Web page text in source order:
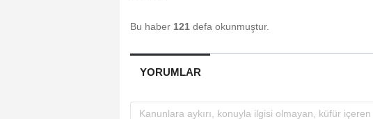
Bu haber 121 defa okunmuştur.
YORUMLAR